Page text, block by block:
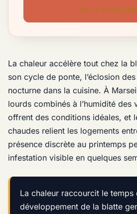
Voir le
La chaleur accélère tout chez la
son cycle de ponte, l’éclosion
nocturne dans la cuisine. À
lourds combinés à l’humidité des
offrent des conditions idéales, et
chaudes relient les logements
présence discrète au printemps
infestation visible en quelques
La chaleur raccourcit le temps
développement de la blatte